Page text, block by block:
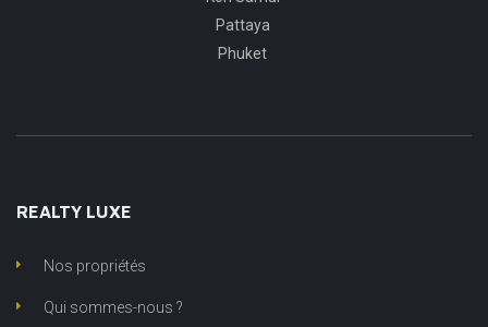
Pattaya
Phuket
REALTY LUXE
Nos propriétés
Qui sommes-nous ?